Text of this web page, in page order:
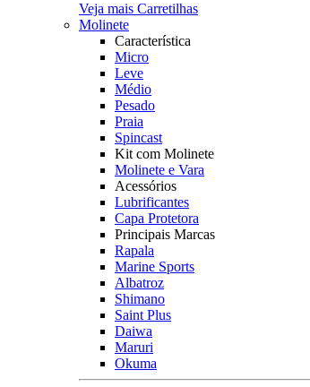
Veja mais Carretilhas
Molinete
Característica
Micro
Leve
Médio
Pesado
Praia
Spincast
Kit com Molinete
Molinete e Vara
Acessórios
Lubrificantes
Capa Protetora
Principais Marcas
Rapala
Marine Sports
Albatroz
Shimano
Saint Plus
Daiwa
Maruri
Okuma